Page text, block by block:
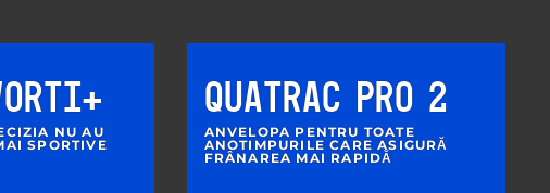
NU AU
SPORTIVE
QUATRAC PRO 2
ANVELOPA PENTRU TOATE
ANOTIMPURILE CARE ASIGURĂ
FRÂNAREA MAI RAPIDĂ